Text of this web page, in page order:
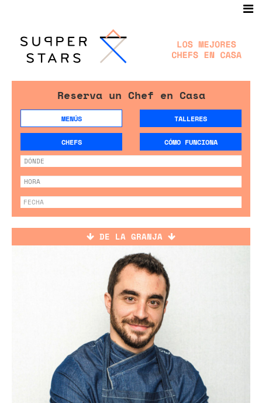
Reserva un Chef en Casa
MENÚS TALLERES
CHEFS CÓMO FUNCIONA
DE LA GRANJA